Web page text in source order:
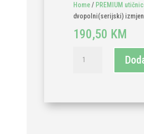
Home/ PREMIUM
dvopolni(serijski)
190,50 KM
smart
dvopolni(serijski)
crna